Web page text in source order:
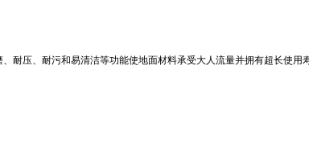
压、耐污和易清洁等功能使地面材料承受大人流量并拥有超长使用